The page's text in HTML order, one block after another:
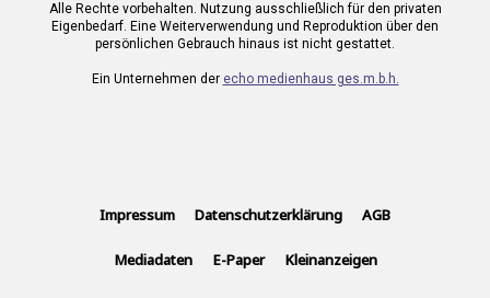
Alle Rechte vorbehalten. Nutzung ausschließlich für den privaten
Eigenbedarf. Eine Weiterverwendung und Reproduktion über den
persönlichen Gebrauch hinaus ist nicht gestattet.
Ein Unternehmen der echo medienhaus ges.m.b.h.
Impressum Datenschutzerklärung AGB
Mediadaten E-Paper Kleinanzeigen